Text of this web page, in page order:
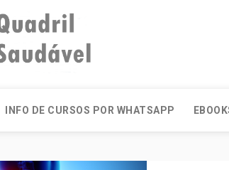
INFO DE CURSOS POR WHATSAPP